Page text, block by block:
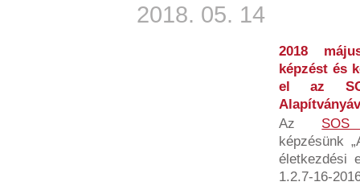
2018. 05. 14
2018
képzést és
el az
Az SOS
képzésünk
életkezdési
1.2.7-16-